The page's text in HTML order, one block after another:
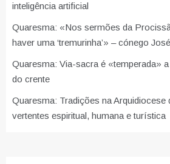
inteligência artificial
Quaresma: «Nos sermões da
haver uma ‘tremurinha’» – cónego
Quaresma: Via-sacra é «temperada»
do crente
Quaresma: Tradições na Arquidiocese
vertentes espiritual, humana e turística